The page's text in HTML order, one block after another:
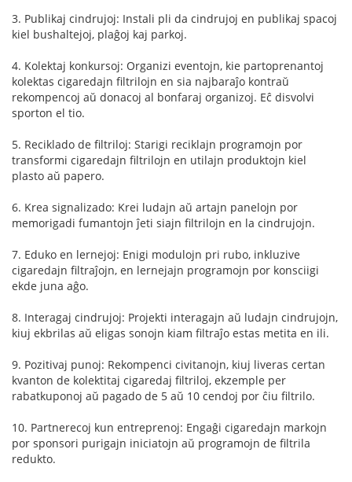
3. Publikaj cindrujoj: Instali pli da cindrujoj en publikaj spacoj
kiel bushaltejoj, plaĝoj kaj parkoj.
4. Kolektaj konkursoj: Organizi eventojn, kie partoprenantoj
kolektas cigaredajn filtrilojn en sia najbaraĵo kontraŭ
rekompencoj aŭ donacoj al bonfaraj organizoj. Eĉ disvolvi
sporton el tio.
5. Reciklado de filtriloj: Starigi reciklajn programojn por
transformi cigaredajn filtrilojn en utilajn produktojn kiel
plasto aŭ papero.
6. Krea signalizado: Krei ludajn aŭ artajn panelojn por
memorigadi fumantojn ĵeti siajn filtrilojn en la cindrujojn.
7. Eduko en lernejoj: Enigi modulojn pri rubo, inkluzive
cigaredajn filtraĵojn, en lernejajn programojn por konsciigi
ekde juna aĝo.
8. Interagaj cindrujoj: Projekti interagajn aŭ ludajn cindrujojn,
kiuj ekbrilas aŭ eligas sonojn kiam filtraĵo estas metita en ili.
9. Pozitivaj punoj: Rekompenci civitanojn, kiuj liveras certan
kvanton de kolektitaj cigaredaj filtriloj, ekzemple per
rabatkuponoj aŭ pagado de 5 aŭ 10 cendoj por ĉiu filtrilo.
10. Partnerecoj kun entreprenoj: Engaĝi cigaredajn markojn
por sponsori purigajn iniciatojn aŭ programojn de filtrila
redukto.